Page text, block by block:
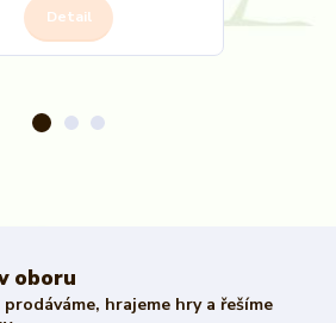
Detail
oboru
hrajeme hry a řešíme